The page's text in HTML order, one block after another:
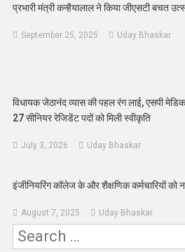
प्रभारी मंत्री कन्हैयालाल ने किया जीएसटी बचत
September 25, 2025 Uday Bhaskar
विधायक जेठानंद व्यास की पहल रंग लाई, एसपी
27 सीनियर रेजिडेंट पदों को मिली स्वीकृति
July 3, 2026 Uday Bhaskar
इंजीनियरिंग कॉलेज के और शैक्षणिक कर्मचारियों को
August 7, 2025 Uday Bhaskar